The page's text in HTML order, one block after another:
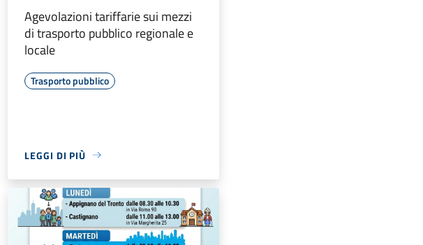
Agevolazioni tariffarie sui mezzi
di trasporto pubblico regionale e
locale
Trasporto pubblico
LEGGI DI PIÙ